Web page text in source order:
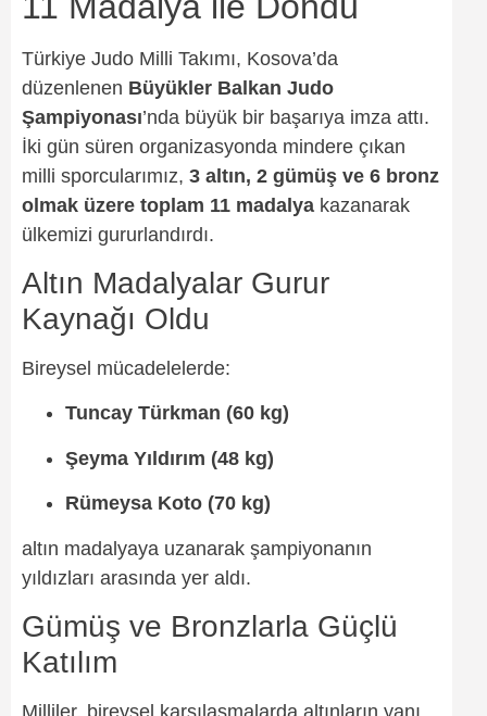
Türkiye Judo Milli Takımı, Kosova’da
düzenlenen Büyükler Balkan Judo
Şampiyonası’nda büyük bir başarıya imza attı.
İki gün süren organizasyonda mindere çıkan
milli sporcularımız, 3 altın, 2 gümüş ve 6 bronz
olmak üzere toplam 11 madalya kazanarak
ülkemizi gururlandırdı.
Altın Madalyalar Gurur
Kaynağı Oldu
Bireysel mücadelelerde:
Tuncay Türkman (60 kg)
Şeyma Yıldırım (48 kg)
Rümeysa Koto (70 kg)
altın madalyaya uzanarak şampiyonanın
yıldızları arasında yer aldı.
Gümüş ve Bronzlarla Güçlü
Katılım